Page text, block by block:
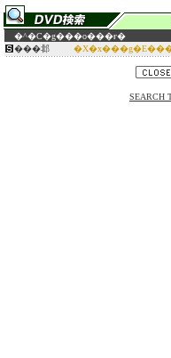
�^�C�g���o���ғ�
���邶
SEARCH